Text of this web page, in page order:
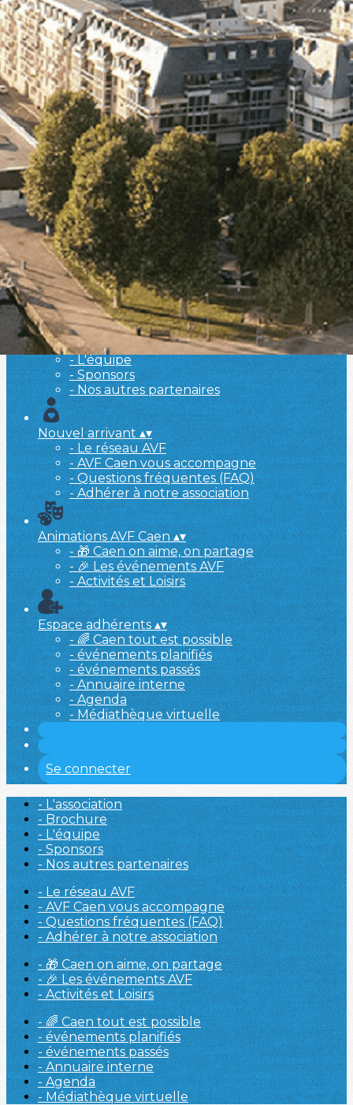
Exporter les lignes sélectionnées
Exporter toutes les colonnes
Exporter uniquement les colonnes affichées
Menu
<
>
- 🎁 Caen on aime, on partage
- 🎉 Les événements AVF
- Activités et Loisirs
Ajoutez un logo, un bouton, des réseaux sociaux
Cliquez pour éditer
L'association▴▾
- L'association
- Brochure
- L'équipe
- Sponsors
- Nos autres partenaires
Nouvel arrivant▴▾
- Le réseau AVF
- AVF Caen vous accompagne
- Questions fréquentes (FAQ)
- Adhérer à notre association
Animations AVF Caen▴▾
- 🎁 Caen on aime, on partage
- 🎉 Les événements AVF
- Activités et Loisirs
Espace adhérents▴▾
- 🌈 Caen tout est possible
- événements planifiés
- événements passés
- Annuaire interne
- Agenda
- Médiathèque virtuelle
Se connecter
- L'association
- Brochure
- L'équipe
- Sponsors
- Nos autres partenaires
- Le réseau AVF
- AVF Caen vous accompagne
- Questions fréquentes (FAQ)
- Adhérer à notre association
- 🎁 Caen on aime, on partage
- 🎉 Les événements AVF
- Activités et Loisirs
- 🌈 Caen tout est possible
- événements planifiés
- événements passés
- Annuaire interne
- Agenda
- Médiathèque virtuelle